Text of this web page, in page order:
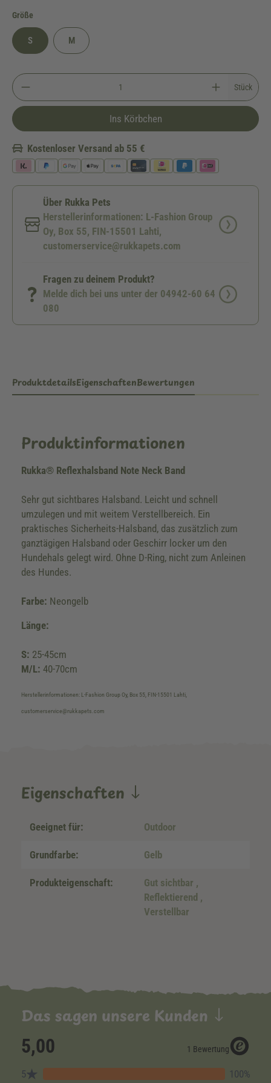
Größe
S M
Stück
Ins Körbchen
Kostenloser Versand ab 55 €
Über Rukka Pets
Herstellerinformationen: L-Fashion Group
Oy, Box 55, FIN-15501 Lahti,
customerservice@rukkapets.com
Fragen zu deinem Produkt?
Melde dich bei uns unter der 04942-60 64
080
ProduktdetailsEigenschaftenBewertungen
Produktinformationen
Rukka® Reflexhalsband Note Neck Band
Sehr gut sichtbares Halsband. Leicht und schnell
umzulegen und mit weitem Verstellbereich. Ein
praktisches Sicherheits-Halsband, das zusätzlich zum
ganztägigen Halsband oder Geschirr locker um den
Hundehals gelegt wird. Ohne D-Ring, nicht zum Anleinen
des Hundes.
Farbe: Neongelb
Länge:
S: 25-45cm
M/L: 40-70cm
Herstellerinformationen: L-Fashion Group Oy, Box 55, FIN-15501 Lahti,
customerservice@rukkapets.com
Eigenschaften
Geeignet für: Outdoor
Grundfarbe: Gelb
Produkteigenschaft: Gut sichtbar ,
Reflektierend ,
Verstellbar
Das sagen unsere Kunden